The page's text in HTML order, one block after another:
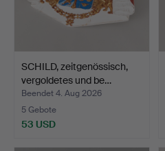
SCHILD, zeitgenössisch,
vergoldetes und be…
Beendet 4. Aug 2026
5 Gebote
53 USD